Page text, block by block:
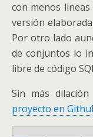
con menos
versión elaborada
Por otro lado
de conjuntos lo
libre de código
Sin más
proyecto en